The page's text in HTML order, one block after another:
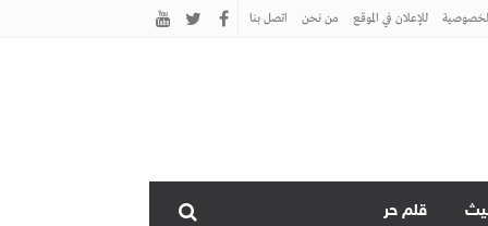
للإعلان في الموقع من نحن اتصل بنـا
قلم حر